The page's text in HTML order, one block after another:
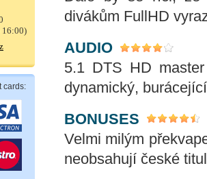
cards:
divákům FullHD
AUDIO
5.1 DTS HD
dynamický,
BONUSES
Velmi milým
neobsahují české